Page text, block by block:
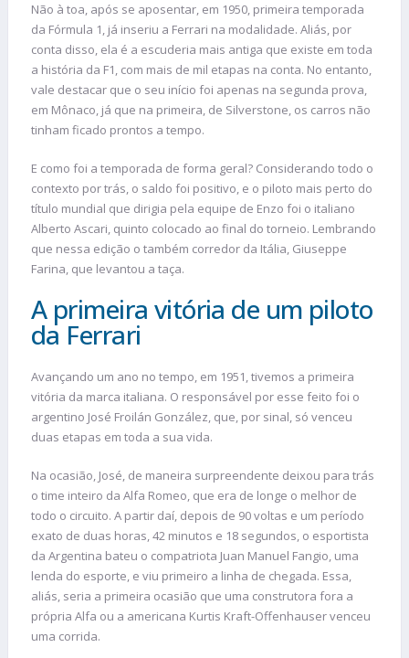
Não à toa, após se aposentar, em 1950, primeira temporada
da Fórmula 1, já inseriu a Ferrari na modalidade. Aliás, por
conta disso, ela é a escuderia mais antiga que existe em toda
a história da F1, com mais de mil etapas na conta. No entanto,
vale destacar que o seu início foi apenas na segunda prova,
em Mônaco, já que na primeira, de Silverstone, os carros não
tinham ficado prontos a tempo.
E como foi a temporada de forma geral? Considerando todo o
contexto por trás, o saldo foi positivo, e o piloto mais perto do
título mundial que dirigia pela equipe de Enzo foi o italiano
Alberto Ascari, quinto colocado ao final do torneio. Lembrando
que nessa edição o também corredor da Itália, Giuseppe
Farina, que levantou a taça.
A primeira vitória de um piloto
da Ferrari
Avançando um ano no tempo, em 1951, tivemos a primeira
vitória da marca italiana. O responsável por esse feito foi o
argentino José Froilán González, que, por sinal, só venceu
duas etapas em toda a sua vida.
Na ocasião, José, de maneira surpreendente deixou para trás
o time inteiro da Alfa Romeo, que era de longe o melhor de
todo o circuito. A partir daí, depois de 90 voltas e um período
exato de duas horas, 42 minutos e 18 segundos, o esportista
da Argentina bateu o compatriota Juan Manuel Fangio, uma
lenda do esporte, e viu primeiro a linha de chegada. Essa,
aliás, seria a primeira ocasião que uma construtora fora a
própria Alfa ou a americana Kurtis Kraft-Offenhauser venceu
uma corrida.